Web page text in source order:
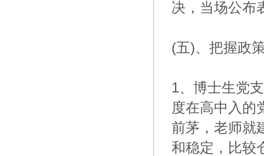
决，当场公布
(五)、把握政
1、博士生党
度在高中入的
前茅，老师就
和稳定，比较